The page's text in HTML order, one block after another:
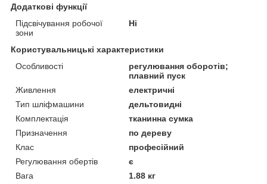
Додаткові функції
Підсвічування робочої
зони
Ні
Користувальницькі характеристики
Особливості
регулювання оборотів;
плавний пуск
Живлення
електричні
Тип шліфмашини
дельтовидні
Комплектація
тканинна сумка
Призначення
по дереву
Клас
професійний
Регулювання обертів
є
Вага
1.88 кг